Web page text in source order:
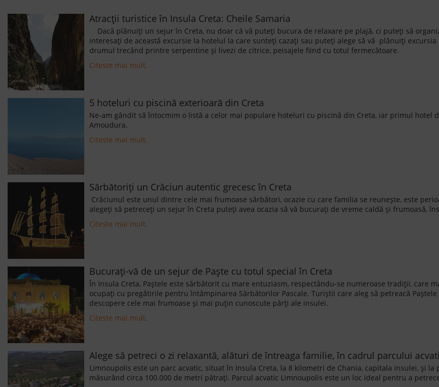
Atracții turistice în Insula Creta: Cheile Samaria
Dacă plănuiți un sejur în Creta, nu doar că vă puteți bucura de relaxare pe plajă, ci puteți să
interesați de această excursie la hotelul la care sunteți cazați sau puteți alege să vă plănuiți
drumul trecând printre serpentine și livezi de citrice, peisajele fiind cu totul fermecătoare.
Citeste mai mult.
5 hoteluri cu piscină exterioară din Creta
Ne-am gândit să întocmim o listă a celor mai populare hoteluri cu piscină din Creta, iar primul hotel
Amoudura.
Citeste mai mult.
Sărbătoriți un Crăciun autentic grecesc în Creta
Crăciunul este unul dintre cele mai frumoase sărbători, ocazie cu care familia se reunește, este
alegeți să petreceți un sejur în Creta puteți avea ocazia să vă bucurați de vreme caldă și frumoasă,
Citeste mai mult.
Bucurați-vă de un sejur de Paște cu totul special în Creta
În Insula Creta, Paștele este sărbătorit cu mare entuziasm, respectându-se numeroase tradiții, care
ocupați cu pregătirile pentru întâmpinarea Sărbătorilor Pascale. Turiștii care aleg să petreacă
descopere cele mai frumoase și mai puțin cunoscute părți ale insulei.
Citeste mai mult.
Alege să petreci o zi relaxantă, alături de întreaga familie, în cadrul parcului
Limnoupolis este un parc acvatic, situat în Insula Creta, la 8 kilometri de Chania, capitala insulei, și
măsurând circa 100.000 de metri pătrați. Parcul acvatic Limnoupolis este un loc ideal pentru a